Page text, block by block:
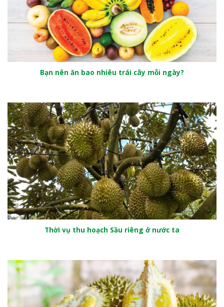
Bạn nên ăn bao nhiêu trái cây mỗi ngày?
Thời vụ thu hoạch Sầu riêng ở nước ta